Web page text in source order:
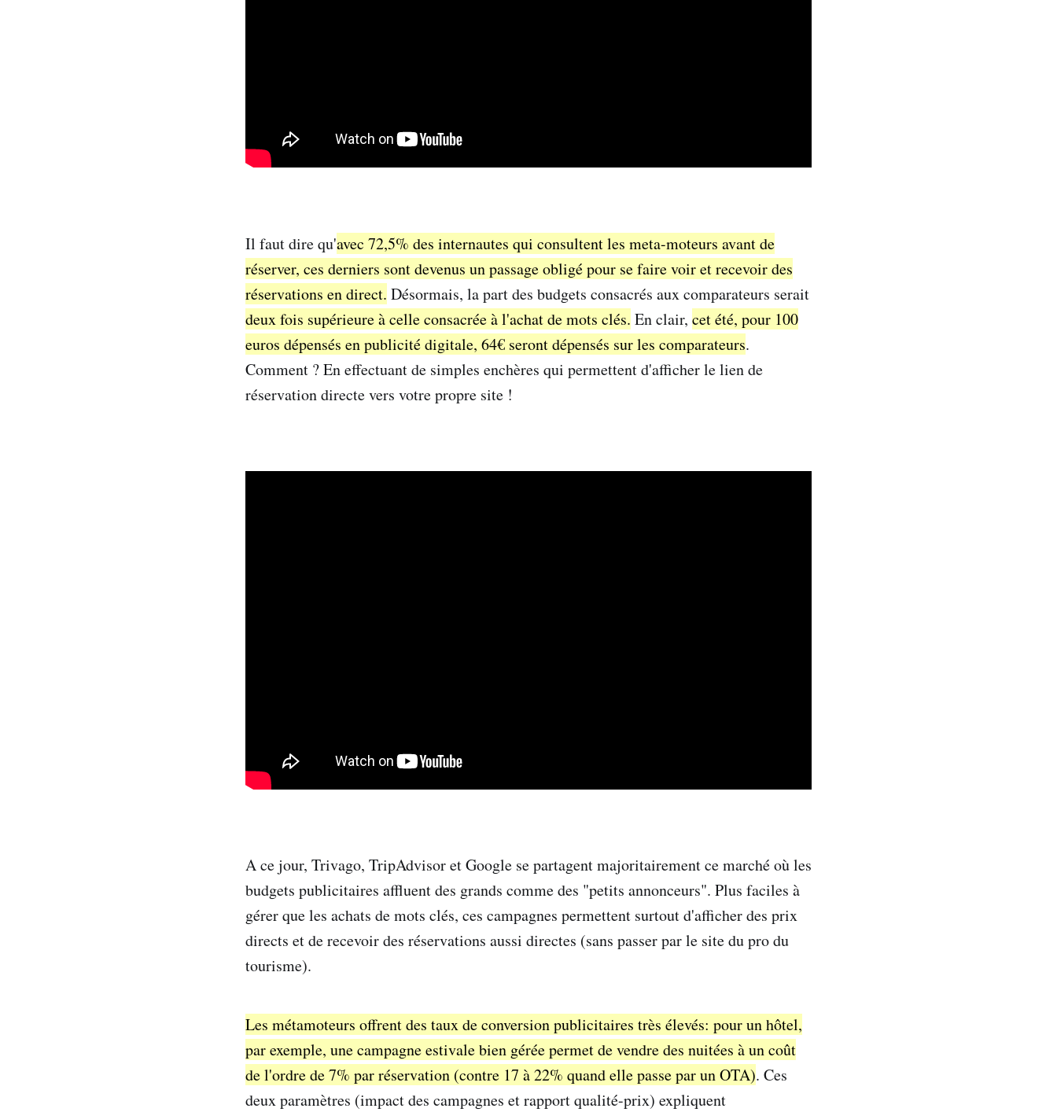
Il faut dire qu'avec 72,5% des internautes qui consultent les meta-moteurs avant de
réserver, ces derniers sont devenus un passage obligé pour se faire voir et recevoir des
réservations en direct. Désormais, la part des budgets consacrés aux comparateurs serait
deux fois supérieure à celle consacrée à l'achat de mots clés. En clair, cet été, pour 100
euros dépensés en publicité digitale, 64€ seront dépensés sur les comparateurs.
Comment ? En effectuant de simples enchères qui permettent d'afficher le lien de
réservation directe vers votre propre site !
A ce jour, Trivago, TripAdvisor et Google se partagent majoritairement ce marché où les
budgets publicitaires affluent des grands comme des "petits annonceurs". Plus faciles à
gérer que les achats de mots clés, ces campagnes permettent surtout d'afficher des prix
directs et de recevoir des réservations aussi directes (sans passer par le site du pro du
tourisme).
Les métamoteurs offrent des taux de conversion publicitaires très élevés: pour un hôtel,
par exemple, une campagne estivale bien gérée permet de vendre des nuitées à un coût
de l'ordre de 7% par réservation (contre 17 à 22% quand elle passe par un OTA). Ces
deux paramètres (impact des campagnes et rapport qualité-prix) expliquent